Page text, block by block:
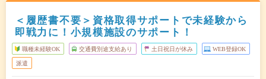
＜履歴書不要＞資格取得サポートで未経験から
即戦力に！小規模施設のサポート！
職種未経験OK 交通費別途支給あり 土日祝日が休み WEB登録OK
派遣